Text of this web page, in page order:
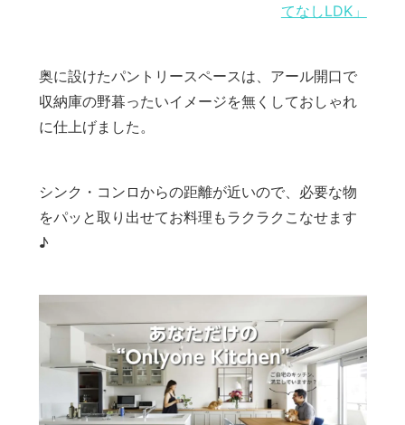
てなしLDK」
奥に設けたパントリースペースは、アール開口で
収納庫の野暮ったいイメージを無くしておしゃれ
に仕上げました。
シンク・コンロからの距離が近いので、必要な物
をパッと取り出せてお料理もラクラクこなせます
♪